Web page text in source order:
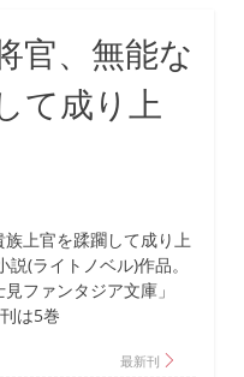
官、無能な
て成り上
族上官を蹂躙して成り上
(ライトノベル)作品。
ファンタジア文庫」
は5巻